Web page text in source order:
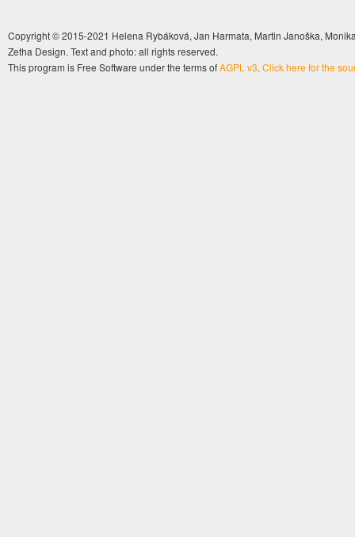
Copyright © 2015-2021 Helena Rybáková, Jan Harmata, Martin Janoška,
Zetha Design. Text and photo: all rights reserved.
This program is Free Software under the terms ofAGPL v3. Click here for the